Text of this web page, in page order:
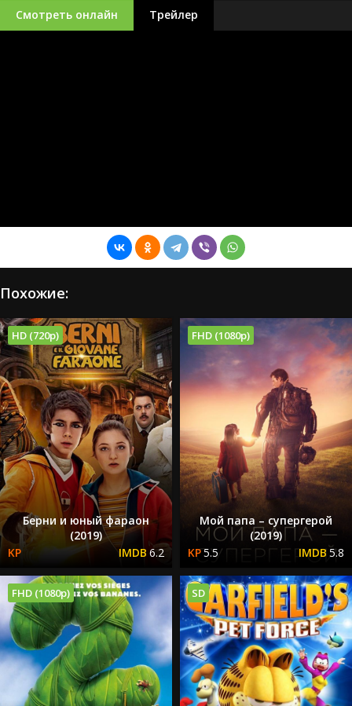
Смотреть онлайн Трейлер
Похожие:
HD (720p)
Берни и юный фараон
(2019)
6.2
FHD (1080p)
Мой папа – супергерой
(2019)
5.5
5.8
FHD (1080p) SD